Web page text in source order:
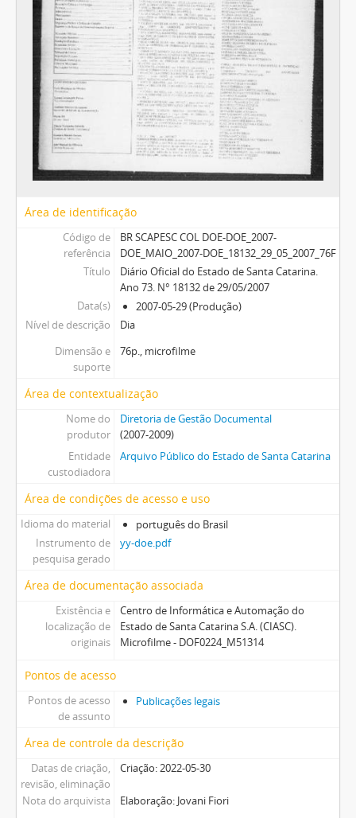
Área de identificação
Código de
referência
BR SCAPESC COL DOE-DOE_2007-
DOE_MAIO_2007-DOE_18132_29_05_2007_76F
Título
Diário Oficial do Estado de Santa Catarina.
Ano 73. N° 18132 de 29/05/2007
Data(s)
2007-05-29 (Produção)
Nível de descrição
Dia
Dimensão e
suporte
76p., microfilme
Área de contextualização
Nome do
produtor
Diretoria de Gestão Documental
(2007-2009)
Entidade
custodiadora
Arquivo Público do Estado de Santa Catarina
Área de condições de acesso e uso
Idioma do material
português do Brasil
Instrumento de
pesquisa gerado
yy-doe.pdf
Área de documentação associada
Existência e
localização de
originais
Centro de Informática e Automação do
Estado de Santa Catarina S.A. (CIASC).
Microfilme - DOF0224_M51314
Pontos de acesso
Pontos de acesso
de assunto
Publicações legais
Área de controle da descrição
Datas de criação,
revisão, eliminação
Criação: 2022-05-30
Nota do arquivista Elaboração: Jovani Fiori